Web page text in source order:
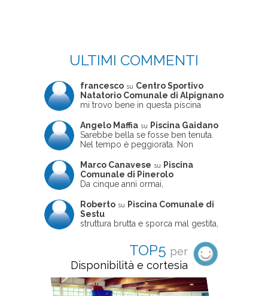
ULTIMI COMMENTI
francesco su Centro Sportivo
Natatorio Comunale di Alpignano
mi trovo bene in questa piscina
Angelo Maffia su
Piscina Gaidano
Sarebbe bella se fosse ben tenuta.
Nel tempo è peggiorata. Non
ne usciva insieme a me non ha
ritrovato le sue scarpe! Peccato
perché potrebbe essere un'ottima
frequentata non magnificamente
Marco Canavese su
Piscina
Comunale di Pinerolo
Da cinque anni ormai,
pomeriggio trascorro cinque-sei ore
in questa magnifica piscina con i miei
due figli che sono letteralmente
piccola, un po' in vasca grande, negli
spazi riservati al nuoto libero,
giochiamo, nuotiamo e facciamo
apnea insieme (sono stato assistente
bagnanti ed istruttore di nuoto in
Roberto su
Piscina Comunale di
Sestu
struttura brutta e sporca mal gestita,
poco professionale. la sconsiglio a
tutti coloro che amano le cose fatte
seriamente poiché é tutto
improvvisato
TOP5 per
Disponibilità e cortesia